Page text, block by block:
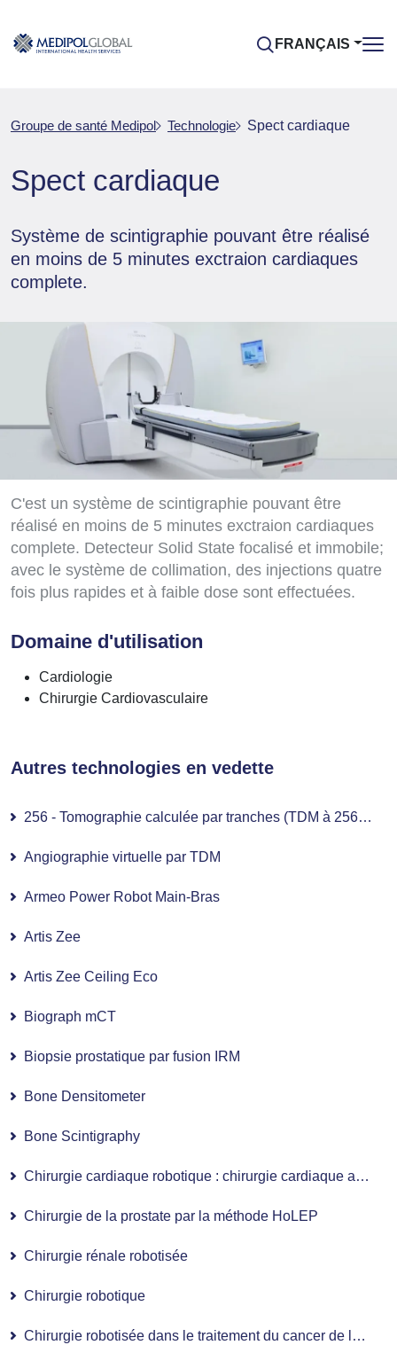
FRANÇAIS
Groupe de santé Medipol Technologie Spect cardiaque
Spect cardiaque
Système de scintigraphie pouvant être réalisé
en moins de 5 minutes exctraion cardiaques
complete.
C'est un système de scintigraphie pouvant être
réalisé en moins de 5 minutes exctraion cardiaques
complete. Detecteur Solid State focalisé et immobile;
avec le système de collimation, des injections quatre
fois plus rapides et à faible dose sont effectuées.
Domaine d'utilisation
Cardiologie
Chirurgie Cardiovasculaire
Autres technologies en vedette
256 - Tomographie calculée par tranches (TDM à 256 tranches)
Angiographie virtuelle par TDM
Armeo Power Robot Main-Bras
Artis Zee
Artis Zee Ceiling Eco
Biograph mCT
Biopsie prostatique par fusion IRM
Bone Densitometer
Bone Scintigraphy
Chirurgie cardiaque robotique : chirurgie cardiaque assistée par robot
Chirurgie de la prostate par la méthode HoLEP
Chirurgie rénale robotisée
Chirurgie robotique
Chirurgie robotisée dans le traitement du cancer de la prostate